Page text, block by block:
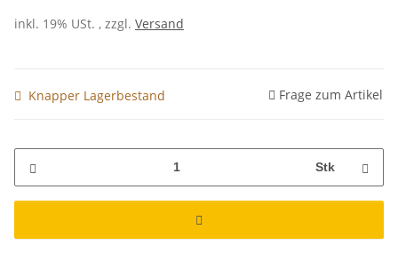
inkl. 19% USt. , zzgl. Versand
Knapper Lagerbestand Frage zum Artikel
Stk